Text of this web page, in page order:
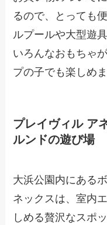
るので、とっても
ルプールや大型遊
いろんなおもちゃ
プの子でも楽しめ
プレイヴィル ア
ルンドの遊び場
大浜公園内にある
ネックスは、室内
しめる贅沢なスポ